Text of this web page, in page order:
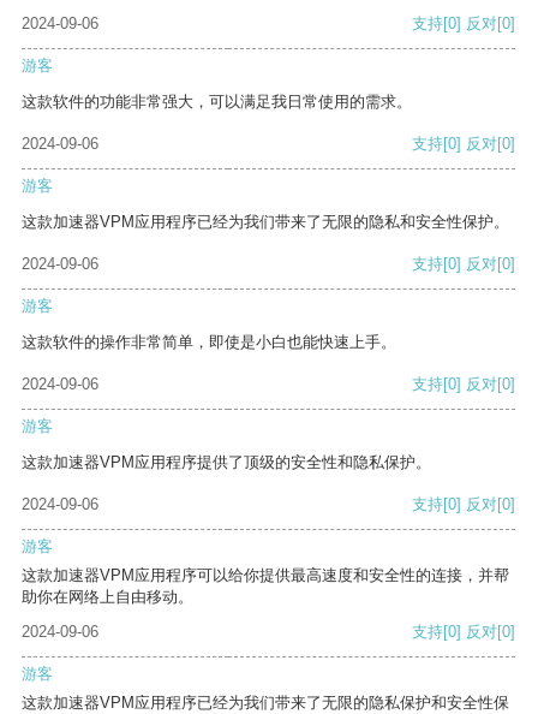
2024-09-06
支持[0] 反对[0]
游客
这款软件的功能非常强大，可以满足我日常使用的需求。
2024-09-06 支持[0] 反对[0]
游客
这款加速器VPM应用程序已经为我们带来了无限的隐私和安全性保护。
2024-09-06 支持[0] 反对[0]
游客
这款软件的操作非常简单，即使是小白也能快速上手。
2024-09-06 支持[0] 反对[0]
游客
这款加速器VPM应用程序提供了顶级的安全性和隐私保护。
2024-09-06 支持[0] 反对[0]
游客
这款加速器VPM应用程序可以给你提供最高速度和安全性的连接，并帮
助你在网络上自由移动。
2024-09-06
支持[0] 反对[0]
游客
这款加速器VPM应用程序已经为我们带来了无限的隐私保护和安全性保